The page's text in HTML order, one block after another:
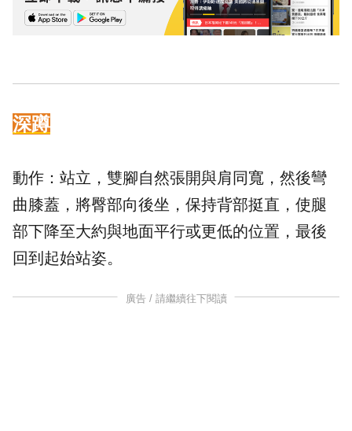
深蹲
動作：站立，雙腳自然張開與肩同寬，然後彎
曲膝蓋，將臀部向後坐，保持背部挺直，使腿
部下降至大約與地面平行或更低的位置，最後
回到起始站姿。
廣告 / 請繼續往下閱讀